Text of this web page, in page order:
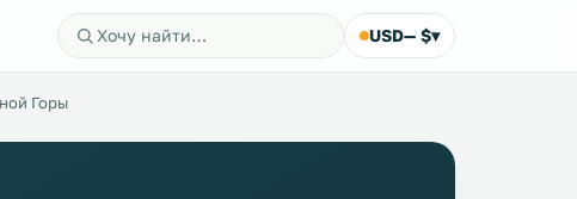
USD— $▾
Горы